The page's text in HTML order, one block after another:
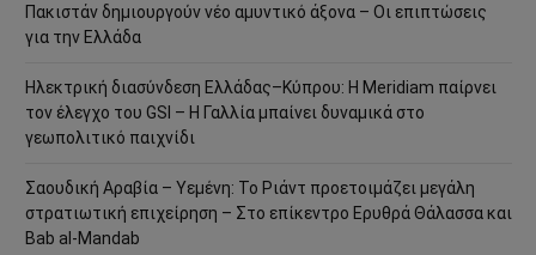
Πακιστάν δημιουργούν νέο αμυντικό άξονα – Οι επιπτώσεις
για την Ελλάδα
Ηλεκτρική διασύνδεση Ελλάδας–Κύπρου: Η Meridiam παίρνει
τον έλεγχο του GSI – Η Γαλλία μπαίνει δυναμικά στο
γεωπολιτικό παιχνίδι
Σαουδική Αραβία – Υεμένη: Το Ριάντ προετοιμάζει μεγάλη
στρατιωτική επιχείρηση – Στο επίκεντρο Ερυθρά Θάλασσα και
Bab al-Mandab